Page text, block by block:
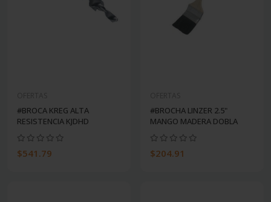
#BROCA KREG ALTA
RESISTENCIA KJDHD
$541.79
#BROCHA LINZER 2.5"
MANGO MADERA DOBLA
$204.91